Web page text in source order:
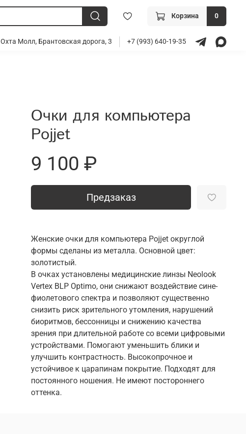
Корзина 0
Охта Молл, Брантовская дорога, 3 +7 (993) 640-19-35
Очки для компьютера
Pojjet
9 100 ₽
Предзаказ
Женские очки для компьютера Pojjet округлой
формы сделаны из металла. Основной цвет:
золотистый.
В очках установлены медицинские линзы Neolook
Vertex BLP Optimo, они снижают воздействие сине-
фиолетового спектра и позволяют существенно
снизить риск зрительного утомления, нарушений
биоритмов, бессонницы и снижению качества
зрения при длительной работе со всеми цифровыми
устройствами. Помогают уменьшить блики и
улучшить контрастность. Высокопрочное и
устойчивое к царапинам покрытие. Подходят для
постоянного ношения. Не имеют постороннего
оттенка.